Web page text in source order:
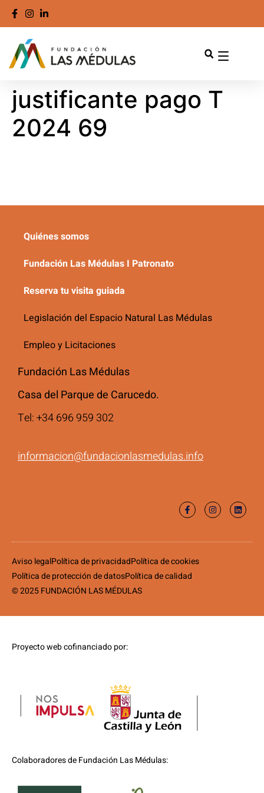
justificante pago T
2024 69
Quiénes somos
Fundación Las Médulas I Patronato
Reserva tu visita guiada
Legislación del Espacio Natural Las Médulas
Empleo y Licitaciones
Fundación Las Médulas
Casa del Parque de Carucedo.
Tel: +34 696 959 302
informacion@fundacionlasmedulas.info
Aviso legalPolítica de privacidadPolítica de cookies
Política de protección de datosPolítica de calidad
© 2025 FUNDACIÓN LAS MÉDULAS
Proyecto web cofinanciado por:
Colaboradores de Fundación Las Médulas: